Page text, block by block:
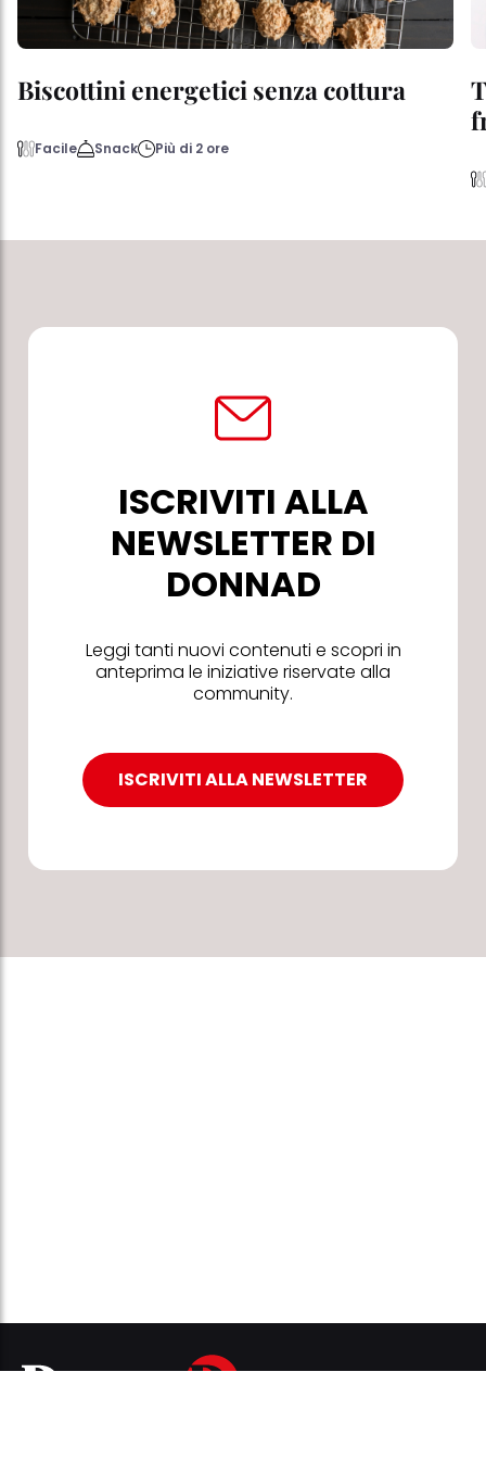
Biscottini energetici senza cottura
Facile Snack Più di 2 ore
ISCRIVITI ALLA
NEWSLETTER DI
DONNAD
Leggi tanti nuovi contenuti e scopri in
anteprima le iniziative riservate alla
community.
ISCRIVITI ALLA NEWSLETTER